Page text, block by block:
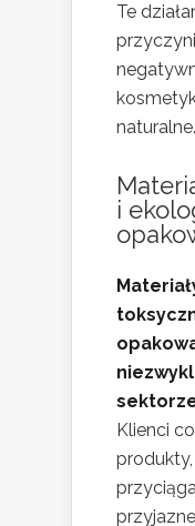
Te
naturalne.
i
Klienci